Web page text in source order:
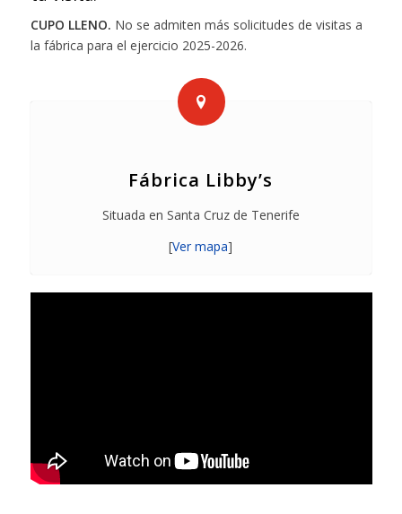
CUPO LLENO. No se admiten más solicitudes de visitas a
la fábrica para el ejercicio 2025-2026.
Fábrica Libby’s
Situada en Santa Cruz de Tenerife
[Ver mapa]